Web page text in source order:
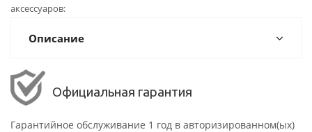
аксессуаров
Описание
Официальная гарантия
Гарантийное обслуживание 1 год в авторизированном(ых)